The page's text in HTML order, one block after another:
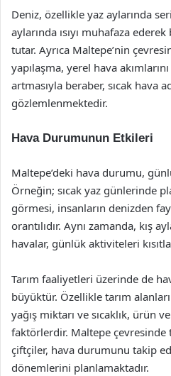
Deniz, özellikle yaz aylarında
aylarında ısıyı muhafaza ederek
tutar. Ayrıca Maltepe’nin
yapılaşma, yerel hava
artmasıyla beraber, sıcak hava
gözlemlenmektedir.
Hava Durumunun Etkileri
Maltepe’deki hava durumu,
Örneğin; sıcak yaz günlerinde
görmesi, insanların denizden
orantılıdır. Aynı zamanda, kış
havalar, günlük aktiviteleri
Tarım faaliyetleri üzerinde de
büyüktür. Özellikle tarım
yağış miktarı ve sıcaklık, ürün
faktörlerdir. Maltepe çevresinde
çiftçiler, hava durumunu takip
dönemlerini planlamaktadır.